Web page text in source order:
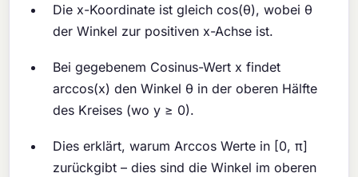
Die x-Koordinate ist gleich cos(θ), wobei θ
der Winkel zur positiven x-Achse ist.
Bei gegebenem Cosinus-Wert x findet
arccos(x) den Winkel θ in der oberen Hälfte
des Kreises (wo y ≥ 0).
Dies erklärt, warum Arccos Werte in [0, π]
zurückgibt – dies sind die Winkel im oberen